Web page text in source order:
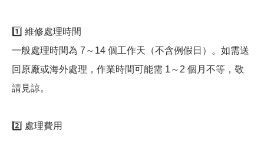
1️⃣ 維修處理時間
一般處理時間為 7～14 個工作天（不含例假日）。如需送
回原廠或海外處理，作業時間可能需 1～2 個月不等，敬
請見諒。
2️⃣ 處理費用